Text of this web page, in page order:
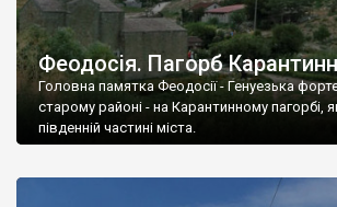
Феодосія. Пагорб
Головна памятка Феодосії - Генуезька
старому районі - на Карантинному пагорбі,
південній частині міста.